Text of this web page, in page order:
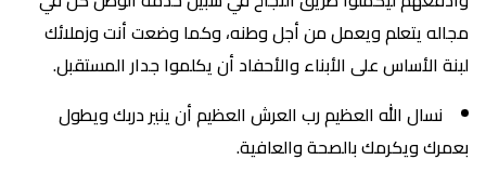
مجاله يتعلم ويعمل من أجل وطنه، وكما وضعت أنت وزملائك
لبنة الأساس على الأبناء والأحفاد أن يكلموا جدار المستقبل.
نسال الله العظيم رب العرش العظيم أن ينير دربك ويطول
بعمرك ويكرمك بالصحة والعافية.